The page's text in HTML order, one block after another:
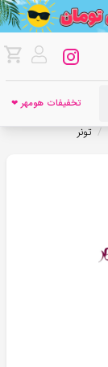
تخفیفات هومهر ❤
/ تونر